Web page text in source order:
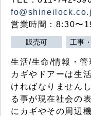
営業時間：8:30〜
販売可 工事
生活/生命/情報・管
カギやドアーは生
ければなりません
る事が現在社会の
にカギやその周辺